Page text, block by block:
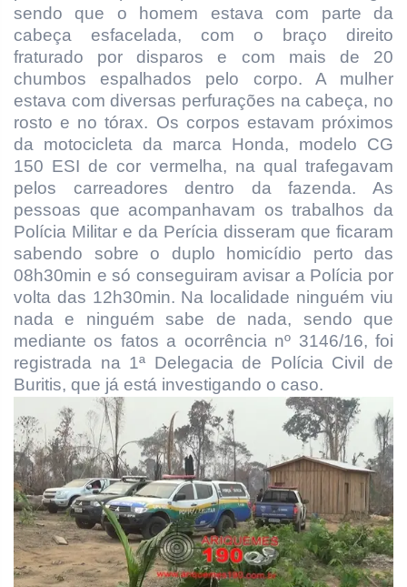
sendo que o homem estava com parte da
cabeça esfacelada, com o braço direito
fraturado por disparos e com mais de 20
chumbos espalhados pelo corpo. A mulher
estava com diversas perfurações na cabeça, no
rosto e no tórax. Os corpos estavam próximos
da motocicleta da marca Honda, modelo CG
150 ESI de cor vermelha, na qual trafegavam
pelos carreadores dentro da fazenda. As
pessoas que acompanhavam os trabalhos da
Polícia Militar e da Perícia disseram que ficaram
sabendo sobre o duplo homicídio perto das
08h30min e só conseguiram avisar a Polícia por
volta das 12h30min. Na localidade ninguém viu
nada e ninguém sabe de nada, sendo que
mediante os fatos a ocorrência nº 3146/16, foi
registrada na 1ª Delegacia de Polícia Civil de
Buritis, que já está investigando o caso.